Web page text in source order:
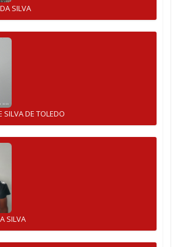
SILVA
SILVA DE TOLEDO
SILVA